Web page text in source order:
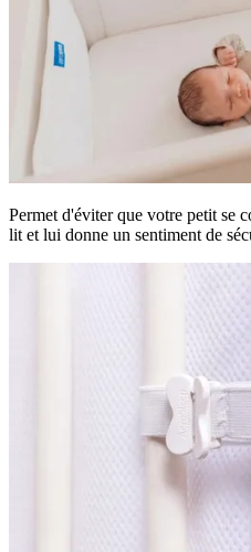
Permet d'éviter que votre petit se
lit et lui donne un sentiment de